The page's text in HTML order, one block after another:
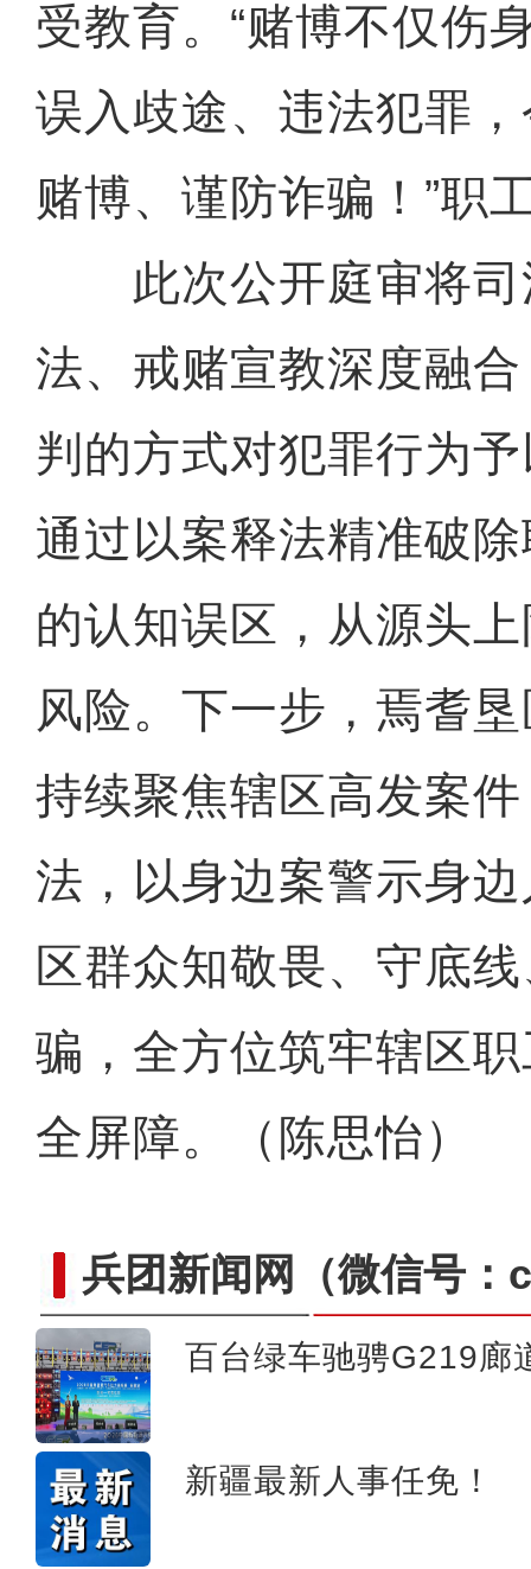
受教育。“赌博不仅伤
误入歧途、违法犯罪
赌博、谨防诈骗！”职
此次公开庭审将司
法、戒赌宣教深度融
判的方式对犯罪行为
通过以案释法精准破
的认知误区，从源头
风险。下一步，焉耆
持续聚焦辖区高发案
法，以身边案警示身
区群众知敬畏、守底
骗，全方位筑牢辖区
全屏障。（陈思怡）
兵团新闻网 （微信号
百台绿车驰骋G219
新疆最新人事任免！